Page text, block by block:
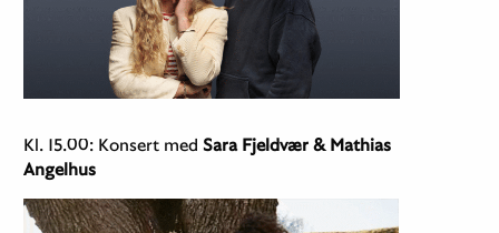
Kl. 15.00: Konsert medSara Fjeldvær & Mathias
Angelhus